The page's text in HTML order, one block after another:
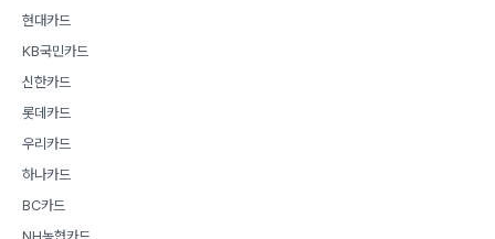
현대카드
KB국민카드
신한카드
롯데카드
우리카드
하나카드
BC카드